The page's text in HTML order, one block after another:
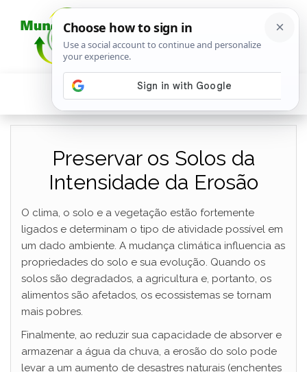
Preservar os Solos da
Intensidade da Erosão
O clima, o solo e a vegetação estão fortemente
ligados e determinam o tipo de atividade possível em
um dado ambiente. A mudança climática influencia as
propriedades do solo e sua evolução. Quando os
solos são degradados, a agricultura e, portanto, os
alimentos são afetados, os ecossistemas se tornam
mais pobres.
Finalmente, ao reduzir sua capacidade de absorver e
armazenar a água da chuva, a erosão do solo pode
levar a um aumento de desastres naturais (enchentes